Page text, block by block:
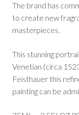
The brand has
to create new
masterpieces.
This stunning
Venetian (circa
Feisthauer this
painting can be